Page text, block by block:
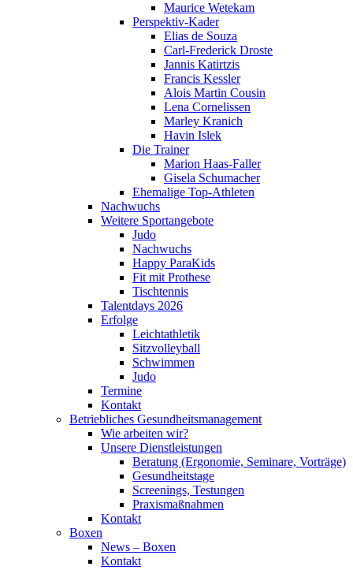
Maurice Wetekam
Perspektiv-Kader
Elias de Souza
Carl-Frederick Droste
Jannis Katirtzis
Francis Kessler
Alois Martin Cousin
Lena Cornelissen
Marley Kranich
Havin Islek
Die Trainer
Marion Haas-Faller
Gisela Schumacher
Ehemalige Top-Athleten
Nachwuchs
Weitere Sportangebote
Judo
Nachwuchs
Happy ParaKids
Fit mit Prothese
Tischtennis
Talentdays 2026
Erfolge
Leichtathletik
Sitzvolleyball
Schwimmen
Judo
Termine
Kontakt
Betriebliches Gesundheits­management
Wie arbeiten wir?
Unsere Dienstleistungen
Beratung (Ergonomie, Seminare, Vorträge)
Gesundheitstage
Screenings, Testungen
Praxismaßnahmen
Kontakt
Boxen
News – Boxen
Kontakt